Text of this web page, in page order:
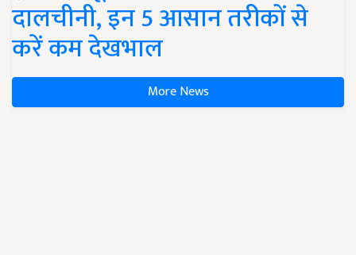
दालचीनी, इन 5 आसान तरीकों से
करें कम देखभाल
More News